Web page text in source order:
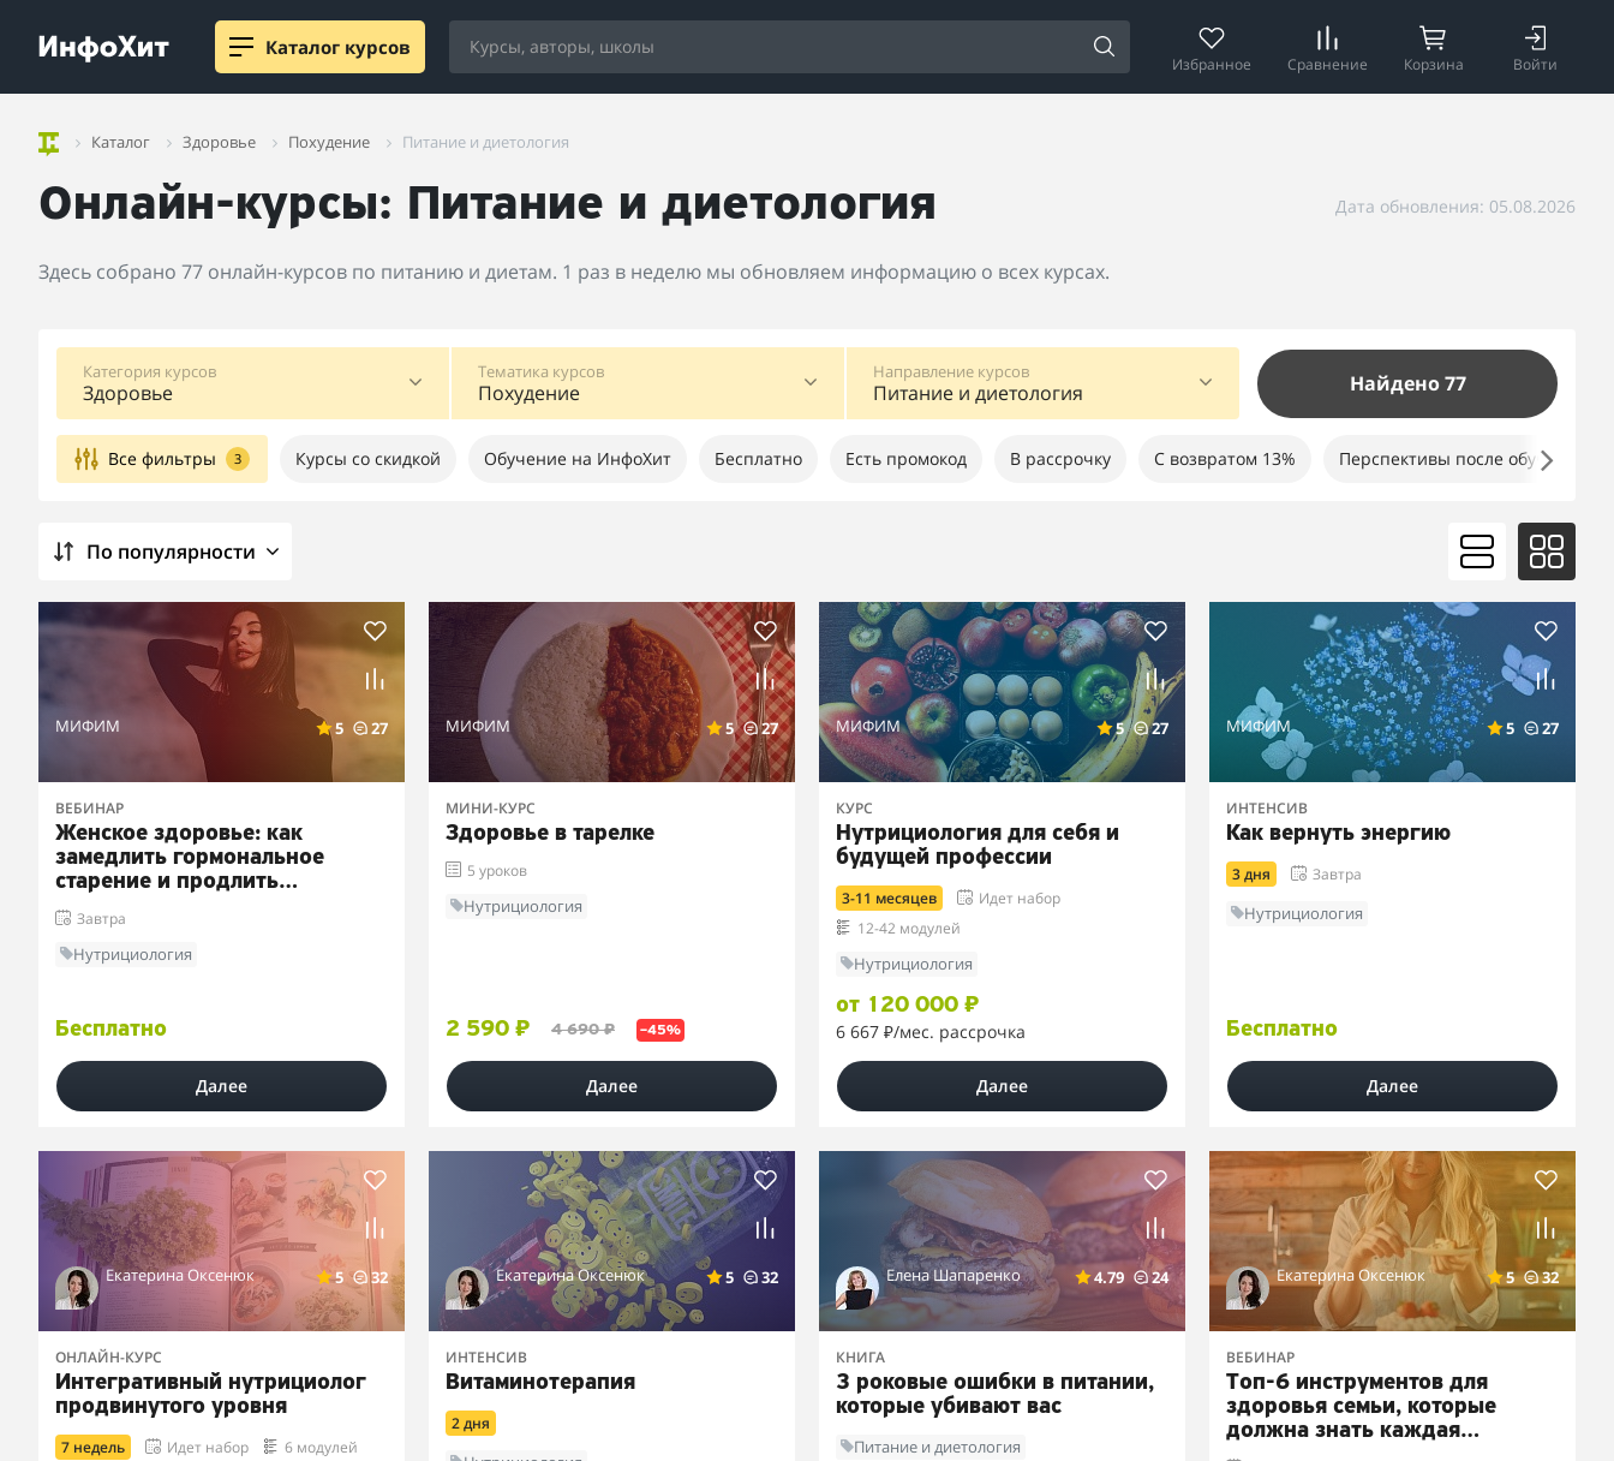
Каталог курсов
Избранное Сравнение Корзина Войти
Каталог Здоровье Похудение Питание и диетология
Онлайн-курсы: Питание и диетология Дата обновления: 05.08.2026
Здесь собрано 77 онлайн-курсов по питанию и диетам. 1 раз в неделю мы обновляем информацию о всех курсах.
Здоровье
Категория курсов
Похудение
Тематика курсов
Питание и диетология
Направление курсов
Все фильтры 3 Курсы со скидкой Обучение на ИнфоХит Бесплатно Есть промокод В рассрочку С возвратом 13%
Найдено 77
По популярности
МИФИМ 5 27
ВЕБИНАР
Женское здоровье: как
замедлить гормональное
старение и продлить
молодость
Завтра
Нутрициология
Бесплатно
Далее
МИФИМ 5 27
МИНИ-КУРС
Здоровье в тарелке
5 уроков
Нутрициология
2 590 ₽ 4 690 ₽ –45%
Далее
МИФИМ 5 27
КУРС
Нутрициология для себя и
будущей профессии
3-11 месяцев
Идет набор
12-42 модулей
Нутрициология
от 120 000 ₽
6 667 ₽/мес. рассрочка
Далее
МИФИМ 5 27
ИНТЕНСИВ
Как вернуть энергию
3 дня Завтра
Нутрициология
Бесплатно
Далее
Екатерина Оксенюк 5 32
ОНЛАЙН-КУРС
Интегративный нутрициолог
продвинутого уровня
7 недель Идет набор 6 модулей
Екатерина Оксенюк 5 32
ИНТЕНСИВ
Витаминотерапия
2 дня
Елена Шапаренко 4.79 24
КНИГА
3 роковые ошибки в питании,
которые убивают вас
Питание и диетология
Екатерина Оксенюк 5 32
ВЕБИНАР
Топ-6 инструментов для
здоровья семьи, которые
должна знать каждая
женщина